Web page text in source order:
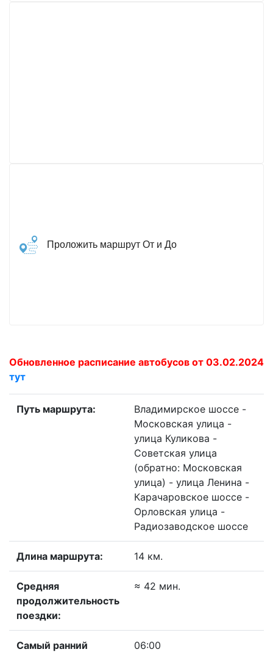
Проложить маршрут От и До
Обновленное расписание автобусов от 03.02.2024
тут
Путь маршрута:
Владимирское шоссе -
Московская улица -
улица Куликова -
Советская улица
(обратно: Московская
улица) - улица Ленина -
Карачаровское шоссе -
Орловская улица -
Радиозаводское шоссе
Длина маршрута: 14 км.
Средняя
продолжительность
поездки:
≈ 42 мин.
Самый ранний
06:00